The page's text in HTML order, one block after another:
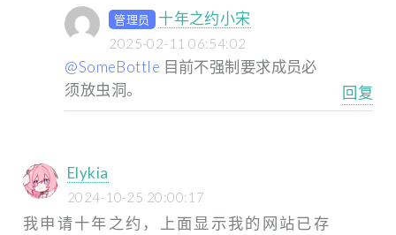
管理员 十年之约小宋
2025-02-11 06:54:02
@SomeBottle 目前不强制要求成员必
须放虫洞。
回复
Elykia
2024-10-25 20:00:17
我申请十年之约，上面显示我的网站已存